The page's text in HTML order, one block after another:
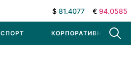
$ 81.4077 € 94.0585
СПОРТ КОРПОРАТИВНЫЕ